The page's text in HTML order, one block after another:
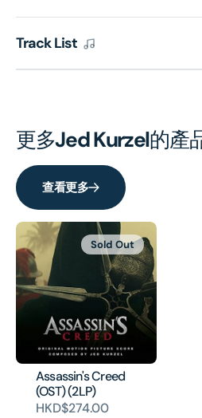
Track List
更多Jed Kurzel的產
查看更多
Assassin's Creed
(OST) (2LP)
HKD$274.00
Sold Out